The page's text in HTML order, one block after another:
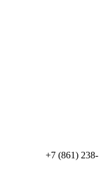
+7 (861) 238-